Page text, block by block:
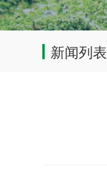
新闻列表